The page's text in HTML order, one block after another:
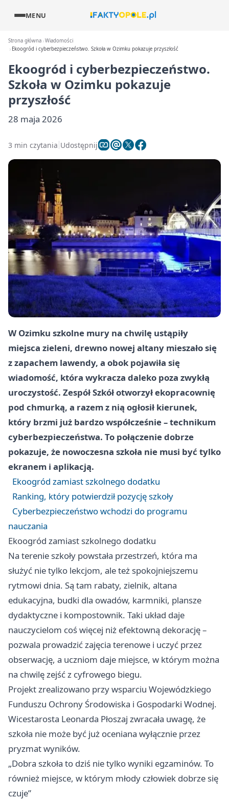
MENU
Strona główna Wiadomości
Ekoogród i cyberbezpieczeństwo. Szkoła w Ozimku pokazuje przyszłość
Ekoogród i cyberbezpieczeństwo.
Szkoła w Ozimku pokazuje
przyszłość
28 maja 2026
3 min czytania Udostępnij
W Ozimku szkolne mury na chwilę ustąpiły
miejsca zieleni, drewno nowej altany mieszało się
z zapachem lawendy, a obok pojawiła się
wiadomość, która wykracza daleko poza zwykłą
uroczystość. Zespół Szkół otworzył ekopracownię
pod chmurką, a razem z nią ogłosił kierunek,
który brzmi już bardzo współcześnie – technikum
cyberbezpieczeństwa. To połączenie dobrze
pokazuje, że nowoczesna szkoła nie musi być tylko
ekranem i aplikacją.
Ekoogród zamiast szkolnego dodatku
Ranking, który potwierdził pozycję szkoły
Cyberbezpieczeństwo wchodzi do programu
nauczania
Ekoogród zamiast szkolnego dodatku
Na terenie szkoły powstała przestrzeń, która ma
służyć nie tylko lekcjom, ale też spokojniejszemu
rytmowi dnia. Są tam rabaty, zielnik, altana
edukacyjna, budki dla owadów, karmniki, plansze
dydaktyczne i kompostownik. Taki układ daje
nauczycielom coś więcej niż efektowną dekorację –
pozwala prowadzić zajęcia terenowe i uczyć przez
obserwację, a uczniom daje miejsce, w którym można
na chwilę zejść z cyfrowego biegu.
Projekt zrealizowano przy wsparciu Wojewódzkiego
Funduszu Ochrony Środowiska i Gospodarki Wodnej.
Wicestarosta Leonarda Płoszaj zwracała uwagę, że
szkoła nie może być już oceniana wyłącznie przez
pryzmat wyników.
„Dobra szkoła to dziś nie tylko wyniki egzaminów. To
również miejsce, w którym młody człowiek dobrze się
czuje”